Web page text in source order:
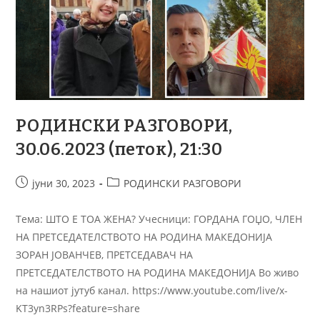
РОДИНСКИ РАЗГОВОРИ,
30.06.2023 (петок), 21:30
јуни 30, 2023 РОДИНСКИ РАЗГОВОРИ
Тема: ШТО Е ТОА ЖЕНА? Учесници: ГОРДАНА ГОЏО, ЧЛЕН
НА ПРЕТСЕДАТЕЛСТВОТО НА РОДИНА МАКЕДОНИЈА
ЗОРАН ЈОВАНЧЕВ, ПРЕТСЕДАВАЧ НА
ПРЕТСЕДАТЕЛСТВОТО НА РОДИНА МАКЕДОНИЈА Во живо
на нашиот јутуб канал. https://www.youtube.com/live/x-
KT3yn3RPs?feature=share